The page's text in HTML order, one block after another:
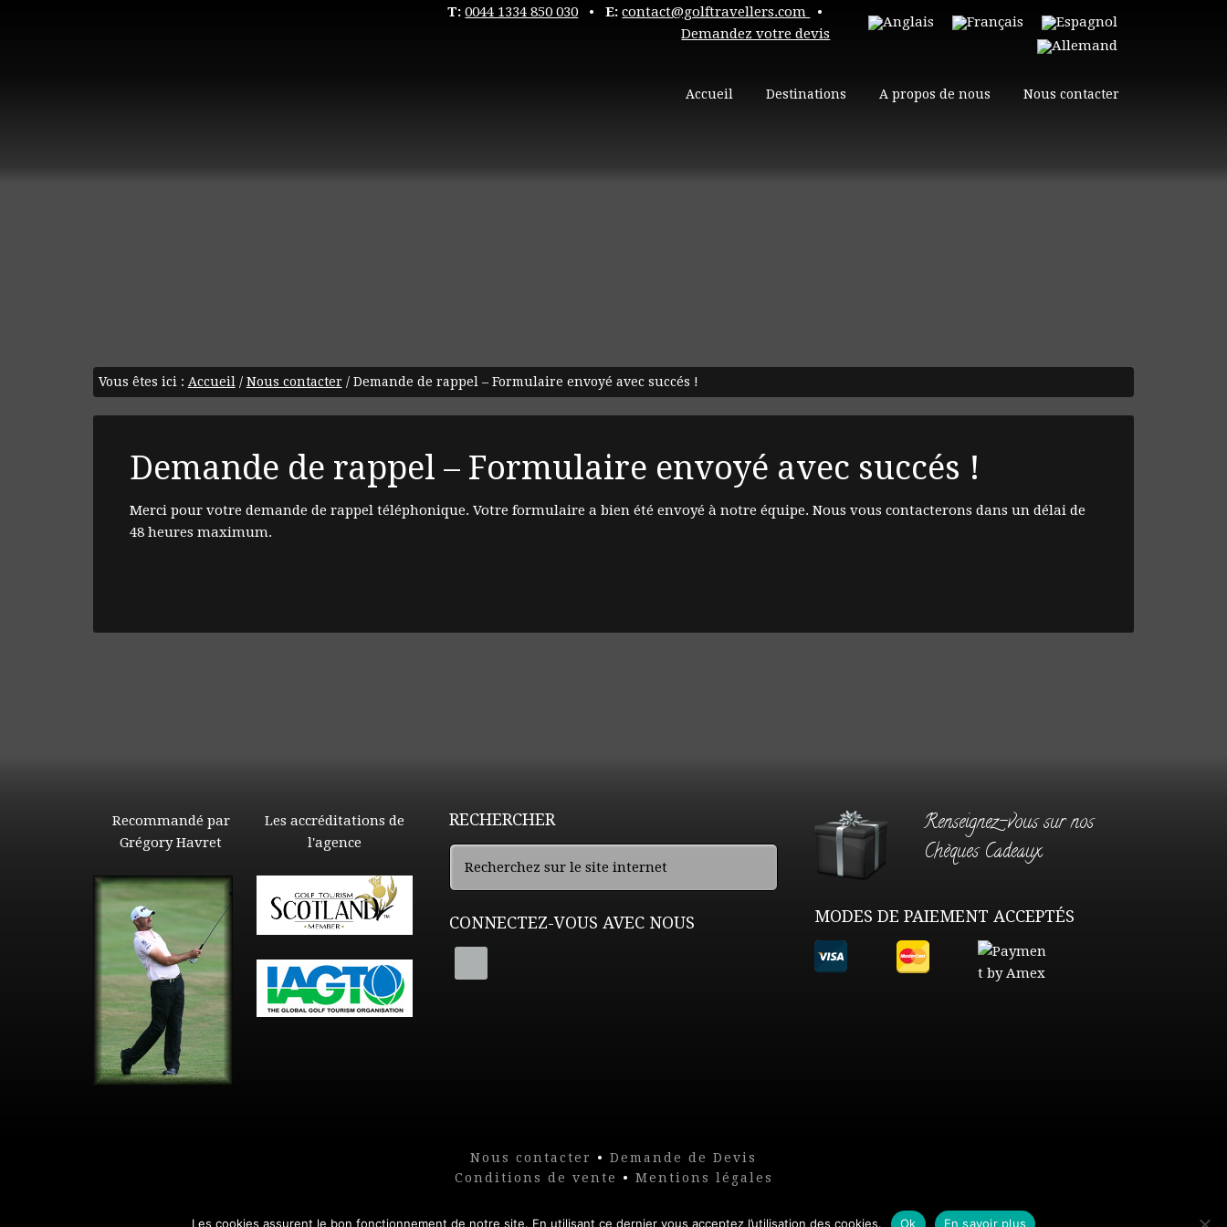
T:0044 1334 850 030 •E:contact@golftravellers.com
•
Demandez votre devis
Accueil Destinations A propos de nous Nous contacter
Vous êtes ici : Accueil / Nous contacter /Demande de rappel – Formulaire envoyé avec succés !
Demande de rappel – Formulaire envoyé avec succés !
Merci pour votre demande de rappel téléphonique. Votre formulaire a bien été envoyé à notre équipe. Nous vous contacterons dans un délai de
48 heures maximum.
Recommandé par
Grégory Havret
Les accréditations de
l'agence
RECHERCHER
CONNECTEZ-VOUS AVEC NOUS
Renseignez-vous sur nos
Chèques Cadeaux
MODES DE PAIEMENT ACCEPTÉS
Nous contacter • Demande de Devis
Conditions de vente
• Mentions légales
Les cookies assurent le bon fonctionnement de notre site. En utilisant ce dernier vous acceptez l’utilisation des cookies. Ok En savoir plus